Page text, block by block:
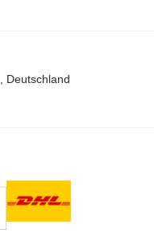
Deutschland